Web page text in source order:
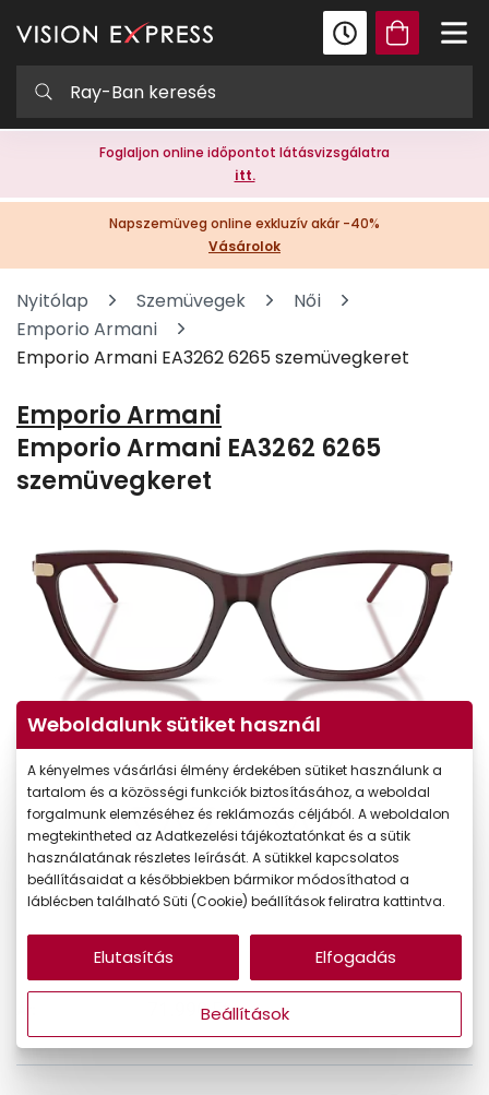
Foglaljon online időpontot látásvizsgálatra
itt.
Napszemüveg online exkluzív akár -40%
Vásárolok
Nyitólap Szemüvegek
Női
Emporio Armani
Emporio Armani EA3262 6265 szemüvegkeret
Emporio Armani
Emporio Armani EA3262 6265
szemüvegkeret
71.990 Ft
Weboldalunk sütiket használ
A kényelmes vásárlási élmény érdekében sütiket használunk a
tartalom és a közösségi funkciók biztosításához, a weboldal
forgalmunk elemzéséhez és reklámozás céljából. A weboldalon
megtekintheted az Adatkezelési tájékoztatónkat és a sütik
használatának részletes leírását. A sütikkel kapcsolatos
beállításaidat a későbbiekben bármikor módosíthatod a
láblécben található Süti (Cookie) beállítások feliratra kattintva.
Beállítások
Elutasítás Elfogadás